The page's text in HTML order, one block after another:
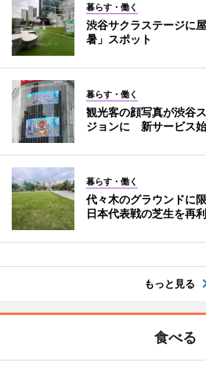
暮らす・働く
渋谷サクラステージに
暑」スポット
暮らす・働く
観光客の顔写真が渋谷
ジョンに 新サービス
暮らす・働く
代々木のグラウンドに
日本代表戦の芝生を再
もっと見る
食べる